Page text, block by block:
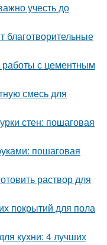
учесть до
благотворительные
работы с цементным
смесь для
стен: пошаговая
пошаговая
раствор для
покрытий для пола
кухни: 4 лучших